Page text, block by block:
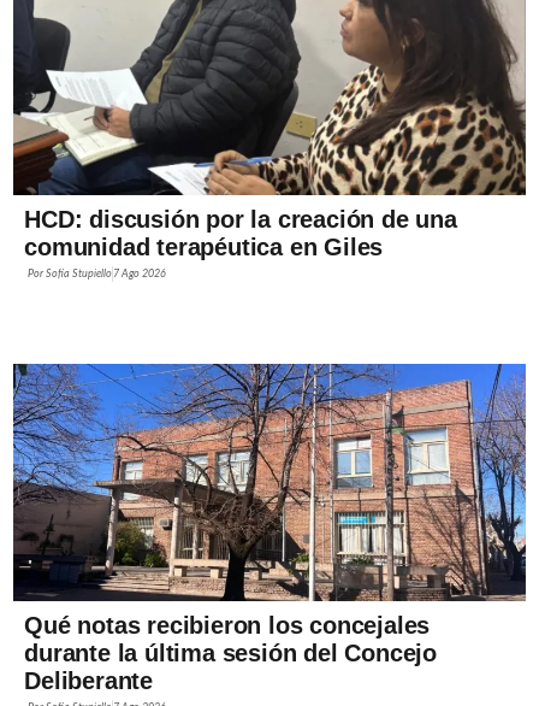
HCD: discusión por la creación de una
comunidad terapéutica en Giles
PorSofía Stupiello 7 Ago 2026
Qué notas recibieron los concejales
durante la última sesión del Concejo
Deliberante